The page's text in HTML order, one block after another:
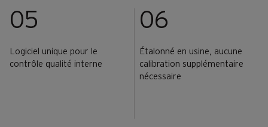
05
Logiciel unique pour le
contrôle qualité interne
06
Étalonné en usine, aucune
calibration supplémentaire
nécessaire